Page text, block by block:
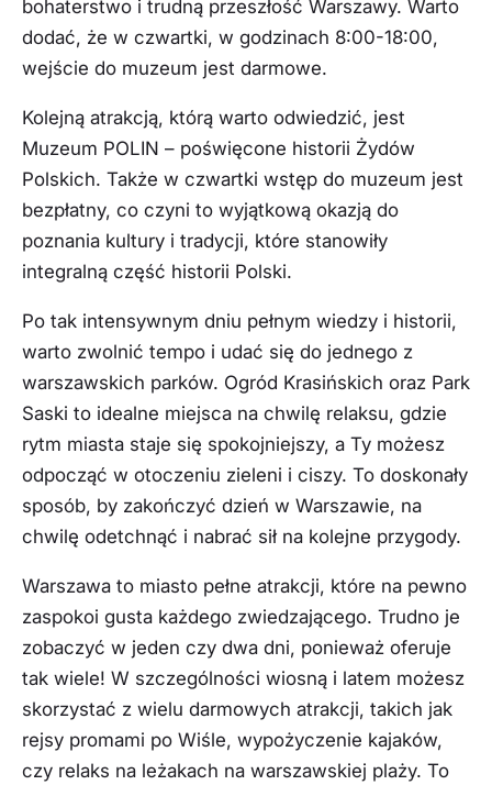
bohaterstwo i trudną przeszłość Warszawy. Warto
dodać, że w czwartki, w godzinach 8:00-18:00,
wejście do muzeum jest darmowe.
Kolejną atrakcją, którą warto odwiedzić, jest
Muzeum POLIN – poświęcone historii Żydów
Polskich. Także w czwartki wstęp do muzeum jest
bezpłatny, co czyni to wyjątkową okazją do
poznania kultury i tradycji, które stanowiły
integralną część historii Polski.
Po tak intensywnym dniu pełnym wiedzy i historii,
warto zwolnić tempo i udać się do jednego z
warszawskich parków. Ogród Krasińskich oraz Park
Saski to idealne miejsca na chwilę relaksu, gdzie
rytm miasta staje się spokojniejszy, a Ty możesz
odpocząć w otoczeniu zieleni i ciszy. To doskonały
sposób, by zakończyć dzień w Warszawie, na
chwilę odetchnąć i nabrać sił na kolejne przygody.
Warszawa to miasto pełne atrakcji, które na pewno
zaspokoi gusta każdego zwiedzającego. Trudno je
zobaczyć w jeden czy dwa dni, ponieważ oferuje
tak wiele! W szczególności wiosną i latem możesz
skorzystać z wielu darmowych atrakcji, takich jak
rejsy promami po Wiśle, wypożyczenie kajaków,
czy relaks na leżakach na warszawskiej plaży. To